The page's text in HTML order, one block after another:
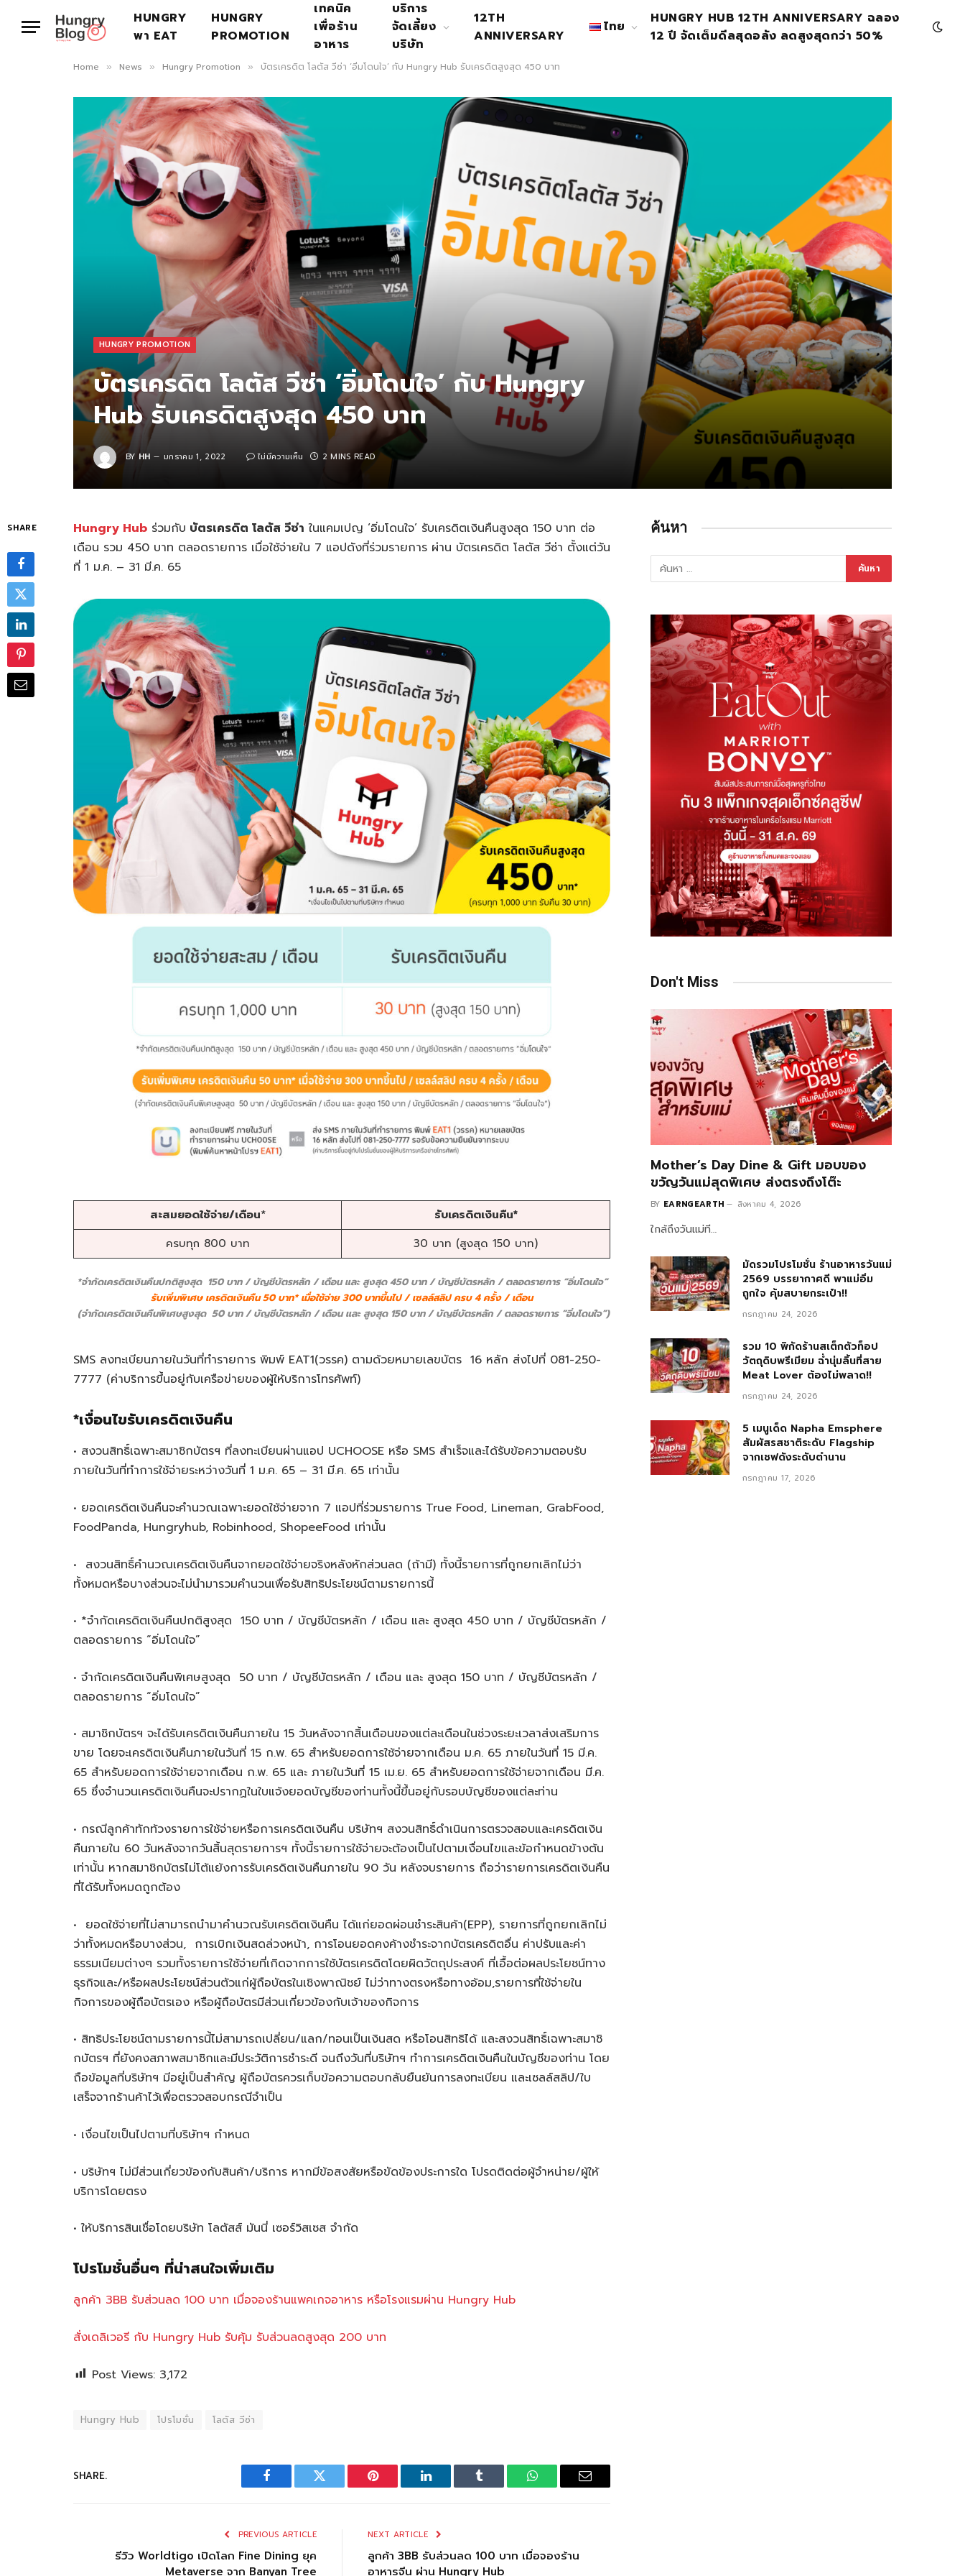
HUNGRY
พา EAT
HUNGRY
PROMOTION
เทคนิค
เพื่อร้าน
อาหาร
บริการ
จัดเลี้ยง
บริษัท
12TH
ANNIVERSARY
ไทย
HUNGRY HUB 12TH ANNIVERSARY ฉลอง
12 ปี จัดเต็มดีลสุดอลัง ลดสูงสุดกว่า 50%
Home » News » Hungry Promotion » บัตรเครดิต โลตัส วีซ่า ‘อิ่มโดนใจ’ กับ Hungry Hub รับเครดิตสูงสุด 450 บาท
HUNGRY PROMOTION
บัตรเครดิต โลตัส วีซ่า ‘อิ่มโดนใจ’ กับ Hungry
Hub รับเครดิตสูงสุด 450 บาท
BY HH มกราคม 1, 2022 ไม่มีความเห็น 2 MINS READ
SHARE Hungry Hub ร่วมกับ บัตรเครดิต โลตัส วีซ่า ในแคมเปญ ‘อิ่มโดนใจ’ รับเครดิตเงินคืนสูงสุด 150 บาท ต่อ
เดือน รวม 450 บาท ตลอดรายการ เมื่อใช้จ่ายใน 7 แอปดังที่ร่วมรายการ ผ่าน บัตรเครดิต โลตัส วีซ่า ตั้งแต่วัน
ที่ 1 ม.ค. – 31 มี.ค. 65
สะสมยอดใช้จ่าย/เดือน*
รับเครดิตเงินคืน*
ครบทุก 800 บาท
30 บาท (สูงสุด 150 บาท)
*จำกัดเครดิตเงินคืนปกติสูงสุด 150 บาท / บัญชีบัตรหลัก / เดือน และ สูงสุด 450 บาท / บัญชีบัตรหลัก / ตลอดรายการ “อิ่มโดนใจ”
รับเพิ่มพิเศษ เครดิตเงินคืน 50 บาท* เมื่อใช้จ่าย 300 บาทขึ้นไป / เซลล์สลิป ครบ 4 ครั้ง / เดือน
(จำกัดเครดิตเงินคืนพิเศษสูงสุด 50 บาท / บัญชีบัตรหลัก / เดือน และ สูงสุด 150 บาท / บัญชีบัตรหลัก / ตลอดรายการ “อิ่มโดนใจ”)
SMS ลงทะเบียนภายในวันที่ทำรายการ พิมพ์ EAT1(วรรค) ตามด้วยหมายเลขบัตร 16 หลัก ส่งไปที่ 081-250-
7777 (ค่าบริการขึ้นอยู่กับเครือข่ายของผู้ให้บริการโทรศัพท์)
*เงื่อนไขรับเครดิตเงินคืน
• สงวนสิทธิ์เฉพาะสมาชิกบัตรฯ ที่ลงทะเบียนผ่านแอป UCHOOSE หรือ SMS สำเร็จและได้รับข้อความตอบรับ
ภายในวันที่ทำการใช้จ่ายระหว่างวันที่ 1 ม.ค. 65 – 31 มี.ค. 65 เท่านั้น
• ยอดเครดิตเงินคืนจะคำนวณเฉพาะยอดใช้จ่ายจาก 7 แอปที่ร่วมรายการ True Food, Lineman, GrabFood,
FoodPanda, Hungryhub, Robinhood, ShopeeFood เท่านั้น
• สงวนสิทธิ์คำนวณเครดิตเงินคืนจากยอดใช้จ่ายจริงหลังหักส่วนลด (ถ้ามี) ทั้งนี้รายการที่ถูกยกเลิกไม่ว่า
ทั้งหมดหรือบางส่วนจะไม่นำมารวมคำนวนเพื่อรับสิทธิประโยชน์ตามรายการนี้
• *จำกัดเครดิตเงินคืนปกติสูงสุด 150 บาท / บัญชีบัตรหลัก / เดือน และ สูงสุด 450 บาท / บัญชีบัตรหลัก /
ตลอดรายการ “อิ่มโดนใจ”
• จำกัดเครดิตเงินคืนพิเศษสูงสุด 50 บาท / บัญชีบัตรหลัก / เดือน และ สูงสุด 150 บาท / บัญชีบัตรหลัก /
ตลอดรายการ “อิ่มโดนใจ”
• สมาชิกบัตรฯ จะได้รับเครดิตเงินคืนภายใน 15 วันหลังจากสิ้นเดือนของแต่ละเดือนในช่วงระยะเวลาส่งเสริมการ
ขาย โดยจะเครดิตเงินคืนภายในวันที่ 15 ก.พ. 65 สำหรับยอดการใช้จ่ายจากเดือน ม.ค. 65 ภายในวันที่ 15 มี.ค.
65 สำหรับยอดการใช้จ่ายจากเดือน ก.พ. 65 และ ภายในวันที่ 15 เม.ย. 65 สำหรับยอดการใช้จ่ายจากเดือน มี.ค.
65 ซึ่งจำนวนเครดิตเงินคืนจะปรากฏในใบแจ้งยอดบัญชีของท่านทั้งนี้ขึ้นอยู่กับรอบบัญชีของแต่ละท่าน
• กรณีลูกค้าทักท้วงรายการใช้จ่ายหรือการเครดิตเงินคืน บริษัทฯ สงวนสิทธิ์ดำเนินการตรวจสอบและเครดิตเงิน
คืนภายใน 60 วันหลังจากวันสิ้นสุดรายการฯ ทั้งนี้รายการใช้จ่ายจะต้องเป็นไปตามเงื่อนไขและข้อกำหนดข้างต้น
เท่านั้น หากสมาชิกบัตรไม่โต้แย้งการรับเครดิตเงินคืนภายใน 90 วัน หลังจบรายการ ถือว่ารายการเครดิตเงินคืน
ที่ได้รับทั้งหมดถูกต้อง
• ยอดใช้จ่ายที่ไม่สามารถนำมาคำนวณรับเครดิตเงินคืน ได้แก่ยอดผ่อนชำระสินค้า(EPP), รายการที่ถูกยกเลิกไม่
ว่าทั้งหมดหรือบางส่วน, การเบิกเงินสดล่วงหน้า, การโอนยอดคงค้างชำระจากบัตรเครดิตอื่น ค่าปรับและค่า
ธรรมเนียมต่างๆ รวมทั้งรายการใช้จ่ายที่เกิดจากการใช้บัตรเครดิตโดยผิดวัตถุประสงค์ ที่เอื้อต่อผลประโยชน์ทาง
ธุรกิจและ/หรือผลประโยชน์ส่วนตัวแก่ผู้ถือบัตรในเชิงพาณิชย์ ไม่ว่าทางตรงหรือทางอ้อม,รายการที่ใช้จ่ายใน
กิจการของผู้ถือบัตรเอง หรือผู้ถือบัตรมีส่วนเกี่ยวข้องกับเจ้าของกิจการ
• สิทธิประโยชน์ตามรายการนี้ไม่สามารถเปลี่ยน/แลก/ทอนเป็นเงินสด หรือโอนสิทธิได้ และสงวนสิทธิ์เฉพาะสมาชิ
กบัตรฯ ที่ยังคงสภาพสมาชิกและมีประวัติการชำระดี จนถึงวันที่บริษัทฯ ทำการเครดิตเงินคืนในบัญชีของท่าน โดย
ถือข้อมูลที่บริษัทฯ มีอยู่เป็นสำคัญ ผู้ถือบัตรควรเก็บข้อความตอบกลับยืนยันการลงทะเบียน และเซลล์สลิป/ใบ
เสร็จจากร้านค้าไว้เพื่อตรวจสอบกรณีจำเป็น
• เงื่อนไขเป็นไปตามที่บริษัทฯ กำหนด
• บริษัทฯ ไม่มีส่วนเกี่ยวข้องกับสินค้า/บริการ หากมีข้อสงสัยหรือขัดข้องประการใด โปรดติดต่อผู้จำหน่าย/ผู้ให้
บริการโดยตรง
• ให้บริการสินเชื่อโดยบริษัท โลตัสส์ มันนี่ เซอร์วิสเซส จำกัด
โปรโมชั่นอื่นๆ ที่น่าสนใจเพิ่มเติม
ลูกค้า 3BB รับส่วนลด 100 บาท เมื่อจองร้านแพคเกจอาหาร หรือโรงแรมผ่าน Hungry Hub
สั่งเดลิเวอรี กับ Hungry Hub รับคุ้ม รับส่วนลดสูงสุด 200 บาท
Post Views: 3,172
Hungry Hub โปรโมชั่น โลตัส วีซ่า
SHARE.
Facebook Twitter Pinterest LinkedIn Tumblr WhatsAppEmail
PREVIOUS ARTICLE
รีวิว Worldtigo เปิดโลก Fine Dining ยุค
Metaverse จาก Banyan Tree
NEXT ARTICLE
ลูกค้า 3BB รับส่วนลด 100 บาท เมื่อจองร้าน
อาหารจีน ผ่าน Hungry Hub
ค้นหา
Don't Miss
Mother’s Day Dine & Gift มอบของ
ขวัญวันแม่สุดพิเศษ ส่งตรงถึงโต๊ะ
BY EARNGEARTH สิงหาคม 4, 2026
ใกล้ถึงวันแม่ที…
มัดรวมโปรโมชั่น ร้านอาหารวันแม่
2569 บรรยากาศดี พาแม่อิ่ม
ถูกใจ คุ้มสบายกระเป๋า!!
กรกฎาคม 24, 2026
รวม 10 พิกัดร้านสเต็กตัวท็อป
วัตถุดิบพรีเมียม ฉ่ำนุ่มลิ้นที่สาย
Meat Lover ต้องไม่พลาด!!
กรกฎาคม 24, 2026
5 เมนูเด็ด Napha Emsphere
สัมผัสรสชาติระดับ Flagship
จากเชฟดังระดับตำนาน
กรกฎาคม 17, 2026